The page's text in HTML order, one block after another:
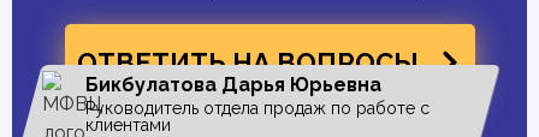
ОТВЕТИТЬ НА ВОПРОСЫ
Бикбулатова Дарья Юрьевна
Руководитель отдела продаж по работе с
клиентами